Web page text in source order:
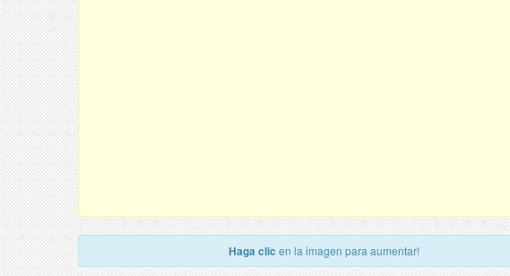
Haga clic en la imagen para aumentar!